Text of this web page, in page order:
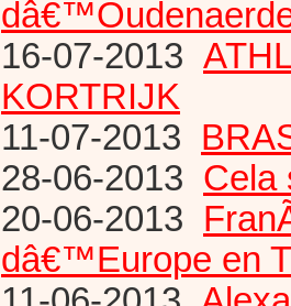
16-07-2013
KORTRIJK
11-07-2013
28-06-2013 Cela
20-06-2013
dâ€™Europe en